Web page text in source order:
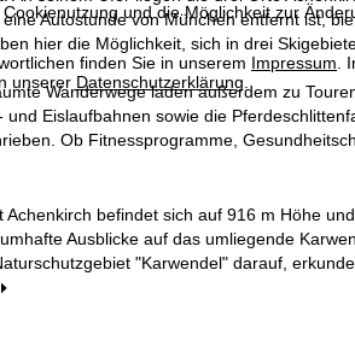
und die Möglichkeit zur
finden Sie in unserem Impressum .
unserer Datenschutzerklärung
Autostunde von München entfernt ist,
hier die Möglichkeit, sich in drei
Wanderwege laden außerdem zu
und Eislaufbahnen sowie die
Ob Fitnessprogramme,
Achenkirch befindet sich auf 916 m Höhe
Ausblicke auf das umliegende
"Karwendel" darauf,